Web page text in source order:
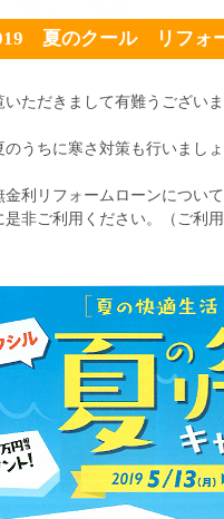
夏のクール リフォ
いただきまして有難うございま
のうちに寒さ対策も行いましょ
金利リフォームローンについ
是非ご利用ください。（ご利